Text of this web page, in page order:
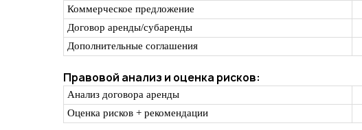
Коммерческое предложение
Договор аренды/субаренды
Дополнительные соглашения
Правовой анализ и оценка рисков:
Анализ договора аренды
Оценка рисков + рекомендации